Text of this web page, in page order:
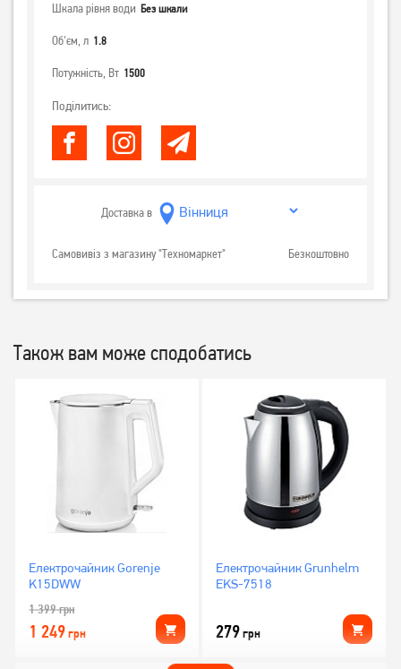
Шкала рівня води Без шкали
Об'єм, л 1.8
Потужність, Вт 1500
Поділитись:
Доставка в
Самовивіз з магазину "Техномаркет" Безкоштовно
Також вам може сподобатись
Електрочайник Gorenje
K15DWW
1 399грн
1 249грн
Електрочайник Grunhelm
EKS-7518
279грн